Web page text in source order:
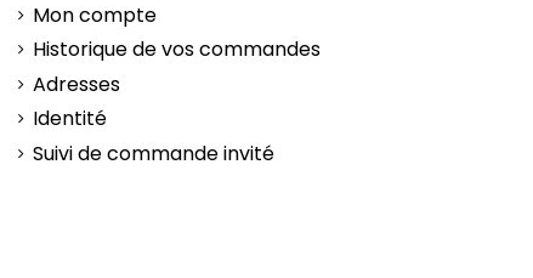
Mon compte
Historique de vos commandes
Adresses
Identité
Suivi de commande invité